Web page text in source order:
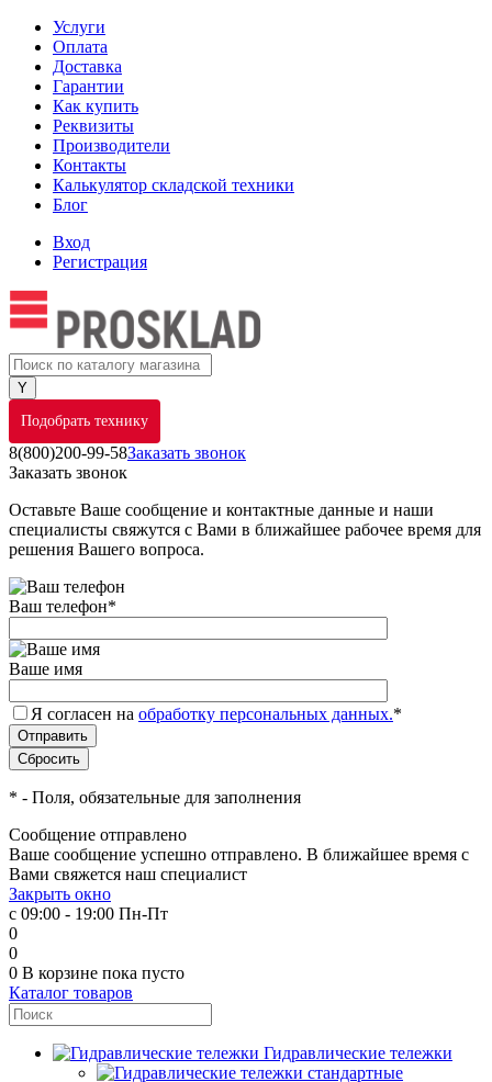
Услуги
Оплата
Доставка
Гарантии
Как купить
Реквизиты
Производители
Контакты
Калькулятор складской техники
Блог
Вход
Регистрация
Подобрать технику
8(800)200-99-58Заказать звонок
Заказать звонок
Оставьте Ваше сообщение и контактные данные и наши
специалисты свяжутся с Вами в ближайшее рабочее время для
решения Вашего вопроса.
Ваш телефон*
Ваше имя
Я согласен на обработку персональных данных.*
* - Поля, обязательные для заполнения
Сообщение отправлено
Ваше сообщение успешно отправлено. В ближайшее время с
Вами свяжется наш специалист
Закрыть окно
с 09:00 - 19:00 Пн-Пт
0
0
0 В корзине пока пусто
Каталог товаров
Гидравлические тележки